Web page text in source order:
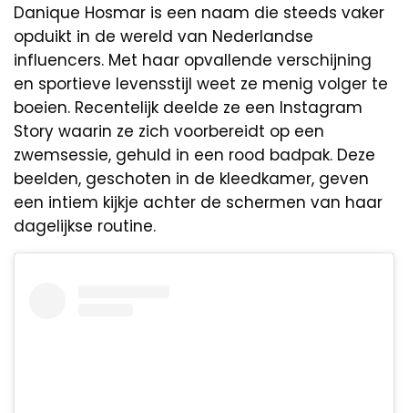
Danique Hosmar is een naam die steeds vaker
opduikt in de wereld van Nederlandse
influencers. Met haar opvallende verschijning
en sportieve levensstijl weet ze menig volger te
boeien. Recentelijk deelde ze een Instagram
Story waarin ze zich voorbereidt op een
zwemsessie, gehuld in een rood badpak. Deze
beelden, geschoten in de kleedkamer, geven
een intiem kijkje achter de schermen van haar
dagelijkse routine.